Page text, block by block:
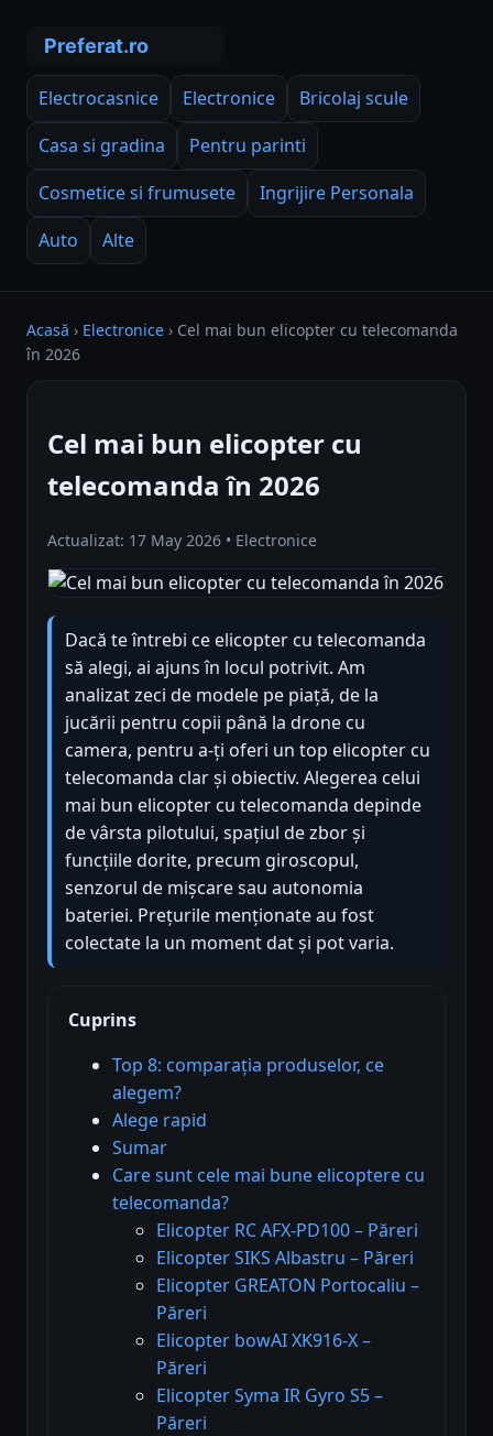
Electrocasnice Electronice
Bricolaj scule
Casa si gradina
Pentru parinti
Cosmetice si frumusete
Ingrijire Personala
Auto
Alte
Acasă › Electronice › Cel mai bun elicopter cu telecomanda
în 2026
Cel mai bun elicopter cu
telecomanda în 2026
Actualizat: 17 May 2026 • Electronice
Dacă te întrebi ce elicopter cu telecomanda
să alegi, ai ajuns în locul potrivit. Am
analizat zeci de modele pe piață, de la
jucării pentru copii până la drone cu
camera, pentru a-ți oferi un top elicopter cu
telecomanda clar și obiectiv. Alegerea celui
mai bun elicopter cu telecomanda depinde
de vârsta pilotului, spațiul de zbor și
funcțiile dorite, precum giroscopul,
senzorul de mișcare sau autonomia
bateriei. Prețurile menționate au fost
colectate la un moment dat și pot varia.
Cuprins
Top 8: comparația produselor, ce
alegem?
Alege rapid
Sumar
Care sunt cele mai bune elicoptere cu
telecomanda?
Elicopter RC AFX-PD100 – Păreri
Elicopter SIKS Albastru – Păreri
Elicopter GREATON Portocaliu –
Păreri
Elicopter bowAI XK916-X –
Păreri
Elicopter Syma IR Gyro S5 –
Păreri